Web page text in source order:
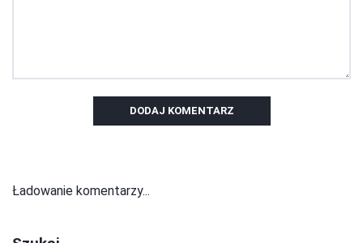
DODAJ KOMENTARZ
Ładowanie komentarzy...